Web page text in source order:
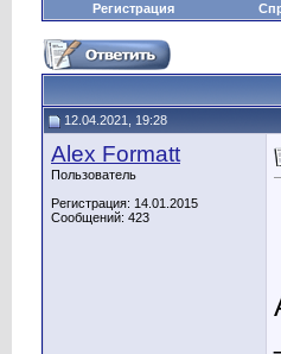
Регистрация
12.04.2021, 19:28
Alex Formatt
Пользователь
Регистрация: 14.01.2015
Сообщений: 423